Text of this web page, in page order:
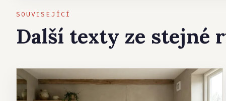
SOUVISEJÍCÍ
Další texty ze stejné